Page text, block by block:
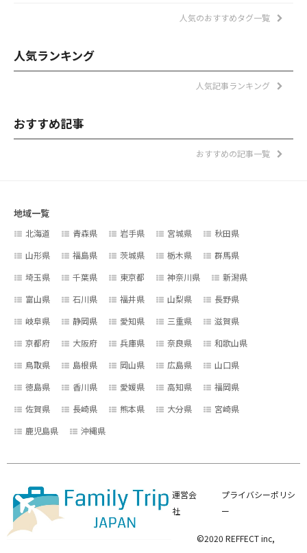
人気のおすすめタグ一覧
人気ランキング
人気記事ランキング
おすすめ記事
おすすめの記事一覧
地域一覧
北海道 青森県 岩手県 宮城県
秋田県
山形県
福島県 茨城県 栃木県
群馬県
埼玉県
千葉県 東京都 神奈川県
新潟県
富山県
石川県 福井県 山梨県
長野県
岐阜県
静岡県 愛知県 三重県
滋賀県
京都府
大阪府 兵庫県 奈良県
和歌山県
鳥取県
島根県 岡山県 広島県
山口県
徳島県
香川県 愛媛県 高知県
福岡県
佐賀県
長崎県 熊本県 大分県
宮崎県
鹿児島県
沖縄県
運営会
社
プライバシーポリシ
ー
©2020 REFFECT inc,